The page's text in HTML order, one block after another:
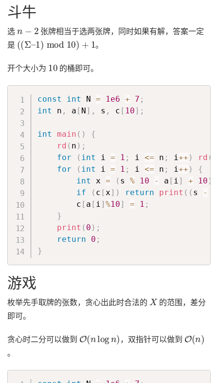
斗牛
选
张牌相当于选两张牌，同时如果有解，答案一定
是
((Σ– 1 ) 10)+
。
开个大小为
10
的桶即可。
const int N = 1e6 + 7 ;
int n , a [ N] , s , c [ 10] ;
int main ( )
{
rd ( n ) ;
for
( int i = 1 ; i <= n ; i++ ) rd (
for
( int i = 1 ; i <= n ; i++ )
{
int x = ( s % 10 - a [ i] + 10 )
if
( c [x] ) return print ( ( s -
        c
[ a [ i] %10] = 1 ;
}
print ( 0 ) ;
return
0 ;
}
游戏
枚举先手取牌的张数，贪心出此时合法的
X
的范围，差分
即可。
贪心时二分可以做到
O( log
，双指针可以做到
O(n )
。